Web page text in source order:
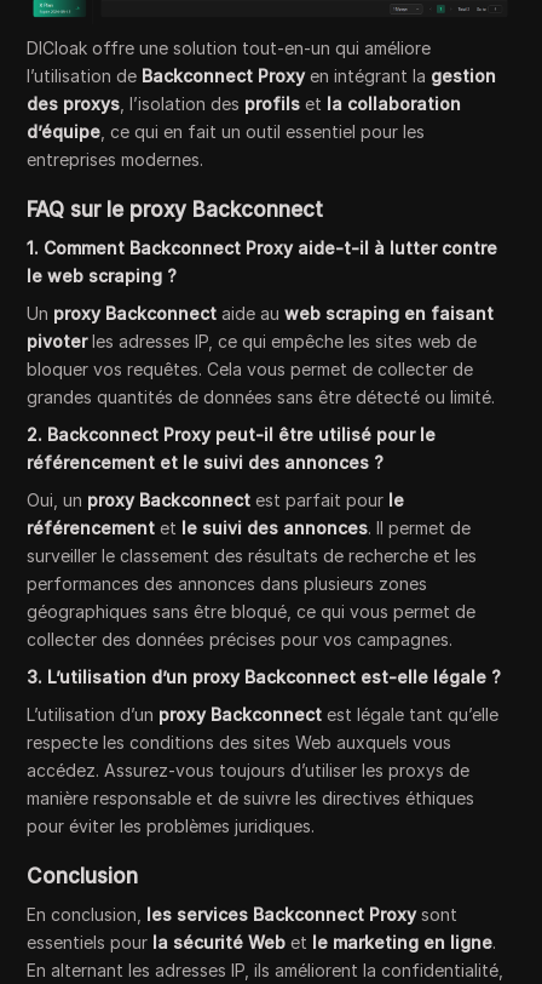
DICloak offre une solution tout-en-un qui améliore
l’utilisation de Backconnect Proxyen intégrant la gestion
des proxys, l’isolation des profils et la collaboration
d’équipe, ce qui en fait un outil essentiel pour les
entreprises modernes.
FAQ sur le proxy Backconnect
1. Comment Backconnect Proxy aide-t-il à lutter contre
le web scraping ?
Un proxy Backconnect aide auweb scraping en faisant
pivoterles adresses IP, ce qui empêche les sites web de
bloquer vos requêtes. Cela vous permet de collecter de
grandes quantités de données sans être détecté ou limité.
2. Backconnect Proxy peut-il être utilisé pour le
référencement et le suivi des annonces ?
Oui, un proxy Backconnect est parfait pour le
référencement et le suivi des annonces. Il permet de
surveiller le classement des résultats de recherche et les
performances des annonces dans plusieurs zones
géographiques sans être bloqué, ce qui vous permet de
collecter des données précises pour vos campagnes.
3. L’utilisation d’un proxy Backconnect est-elle légale ?
L’utilisation d’un proxy Backconnect est légale tant qu’elle
respecte les conditions des sites Web auxquels vous
accédez. Assurez-vous toujours d’utiliser les proxys de
manière responsable et de suivre les directives éthiques
pour éviter les problèmes juridiques.
Conclusion
En conclusion, les services Backconnect Proxysont
essentiels pour la sécurité Web et le marketing en ligne.
En alternant les adresses IP, ils améliorent la confidentialité,